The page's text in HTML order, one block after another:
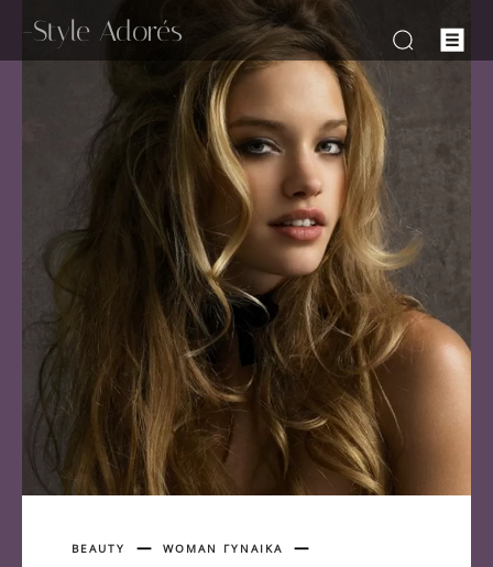
-Style Adorés
BEAUTY WOMAN ΓΥΝΑΙΚΑ